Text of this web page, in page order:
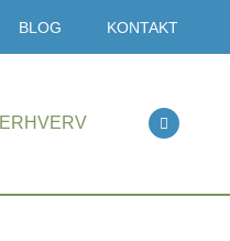
BLOG KONTAKT
ERHVERV